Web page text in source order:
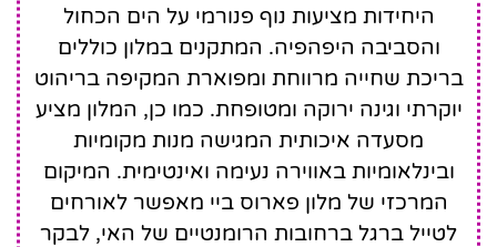
היחידות מציעות נוף פנורמי על הים הכחול
והסביבה היפהפיה. המתקנים במלון כוללים
בריכת שחייה מרווחת ומפוארת המקיפה בריהוט
יוקרתי וגינה ירוקה ומטופחת. כמו כן, המלון מציע
מסעדה איכותית המגישה מנות מקומיות
ובינלאומיות באווירה נעימה ואינטימית. המיקום
המרכזי של מלון פארוס ביי מאפשר לאורחים
לטייל ברגל ברחובות הרומנטיים של האי, לבקר